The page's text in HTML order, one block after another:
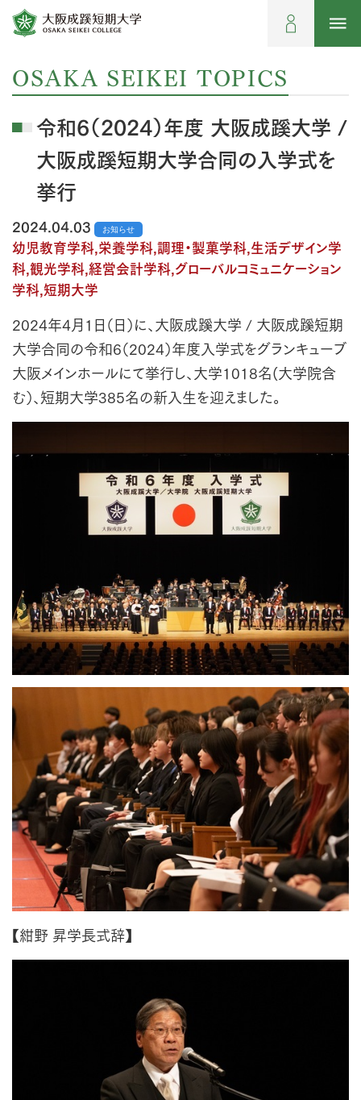
OSAKA SEIKEI TOPICS
令和6（2024）年度 大阪成蹊大学 /
大阪成蹊短期大学合同の入学式を
挙行
2024.04.03 お知らせ
幼児教育学科,栄養学科,調理・製菓学科,生活デザイン学
科,観光学科,経営会計学科,グローバルコミュニケーション
学科,短期大学
2024年4月1日（日）に、大阪成蹊大学 / 大阪成蹊短期
大学合同の令和6（2024）年度入学式をグランキューブ
大阪メインホールにて挙行し、大学1018名(大学院含
む）、短期大学385名の新入生を迎えました。
【紺野 昇学長式辞】